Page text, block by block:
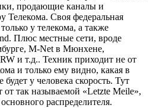
продающие каналы и
Телекома. Своя федеральная
у телекома, а также
Плюс местные сети, вроде
M-Net в Мюнхене,
и т.д.. Техник приходит не от
и только ему видно, какая в
будет у человека скорость. Тут
от так называемой «Letzte Meile»,
распределителя.